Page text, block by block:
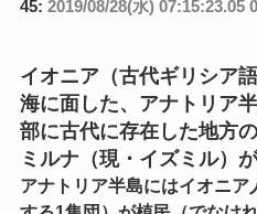
45: 2019/08/28(水) 07:15:23.05 0
イオニア（古代ギリシア
海に面した、アナトリア
部に古代に存在した地方
ミルナ（現・イズミル）が
アナトリア半島にはイオニ